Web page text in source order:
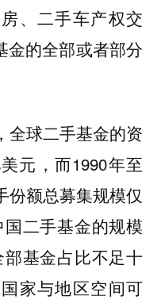
、二手车产权交
金的全部或者部分
全球二手基金的资
元，而1990年至
份额总募集规模仅
二手基金的规模
基金占比不足十
家与地区空间可